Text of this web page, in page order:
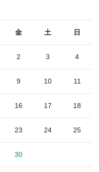
金 土 日
2 3 4
9 10 11
16 17 18
23 24 25
30